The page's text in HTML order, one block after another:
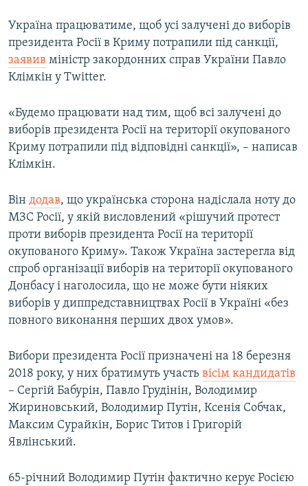
Усі сайти RFE/RL
Україна працюватиме, щоб усі залучені до виборів
президента Росії в Криму потрапили під санкції,
заявив міністр закордонних справ України Павло
Клімкін у Twitter.
«Будемо працювати над тим, щоб всі залучені до
виборів президента Росії на території окупованого
Криму потрапили під відповідні санкції», – написав
Клімкін.
Він додав, що українська сторона надіслала ноту до
МЗС Росії, у якій висловлений «рішучий протест
проти виборів президента Росії на території
окупованого Криму». Також Україна застерегла від
спроб організації виборів на території окупованого
Донбасу і наголосила, що не може бути ніяких
виборів у диппредставництвах Росії в Україні «без
повного виконання перших двох умов».
Вибори президента Росії призначені на 18 березня
2018 року, у них братимуть участь вісім кандидатів
– Сергій Бабурін, Павло Грудінін, Володимир
Жириновський, Володимир Путін, Ксенія Собчак,
Максим Сурайкін, Борис Титов і Григорій
Явлінський.
65-річний Володимир Путін фактично керує Росією